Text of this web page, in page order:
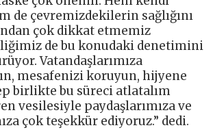
de çevremizdekilerin sağlığını
çok dikkat etmemiz
de bu konudaki denetimini
Vatandaşlarımıza
mesafenizi koruyun, hijyene
birlikte bu süreci atlatalım
vesilesiyle paydaşlarımıza ve
çok teşekkür ediyoruz.” dedi.